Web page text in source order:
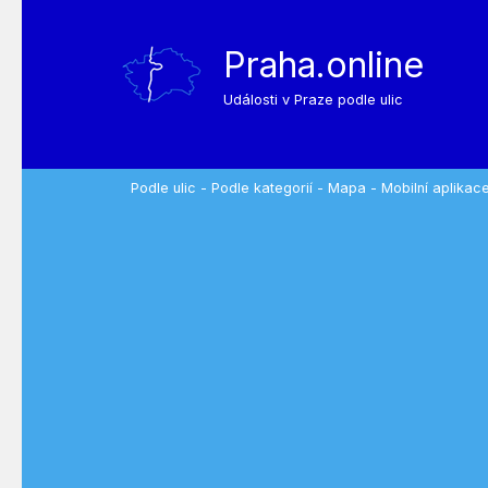
Praha.online
Události v Praze podle ulic
Podle ulic - Podle kategorií - Mapa - Mobilní